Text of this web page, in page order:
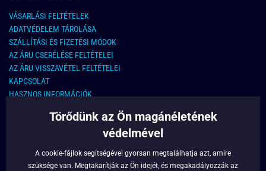
VÁSARLÁSI FELTÉTELEK
ADATVÉDELEM TÁROLÁSA
SZÁLLÍTÁSI ÉS FIZETÉSI MÓDOK
AZ ÁRU CSERÉLÉSE FELTÉTELEI
AZ ÁRU VISSZAVÉTEL FELTÉTELEI
KAPCSOLAT
HASZNOS INFORMÁCIÓK
KAPCSOLAT
info@legyferfi.hu
Törődünk az Ön magánéletének
védelmével
A cookie-fájlok segítségével gyorsan megtalálhatja azt, amire
szüksége van. Megtakarítják az Ön idejét, és megakadályozzák az